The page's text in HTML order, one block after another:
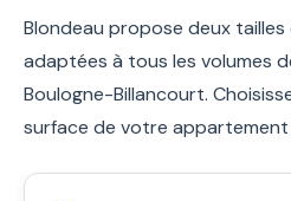
Blondeau propose deux
adaptées à tous les volumes
Boulogne-Billancourt.
surface de votre appartement